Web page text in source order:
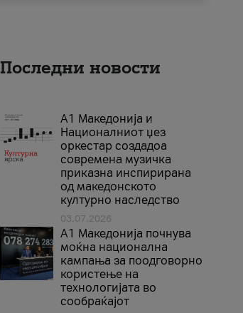
Последни новости
А1 Македонија и
Националниот џез
оркестар создадоа
современа музичка
приказна инспирирана
од македонското
културно наследство
03.07.2026
A1 Македонија почнува
моќна национална
кампања за поодговорно
користење на
технологијата во
сообраќајот